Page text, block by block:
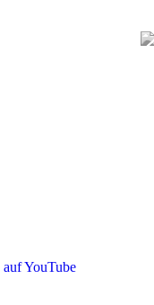
YouTube